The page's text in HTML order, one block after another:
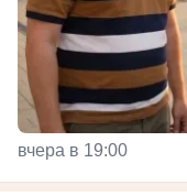
вчера в 19:00